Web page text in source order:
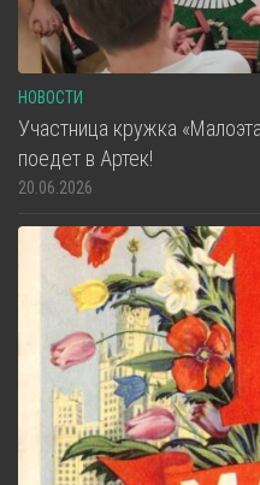
НОВОСТИ
Участница кружка
поедет в Артек!
20.06.2026